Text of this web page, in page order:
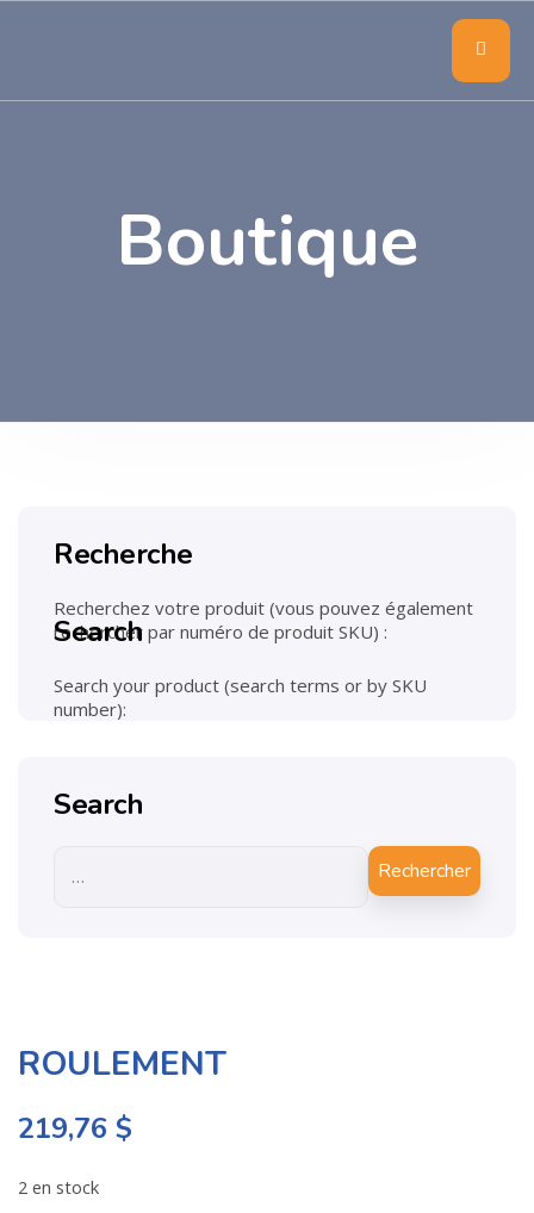
Boutique
ROULEMENT
219,76 $
2 en stock
Recherche
Recherchez votre produit (vous pouvez également
rechercher par numéro de produit SKU) :
Search
Search your product (search terms or by SKU
number):
Search
Rechercher